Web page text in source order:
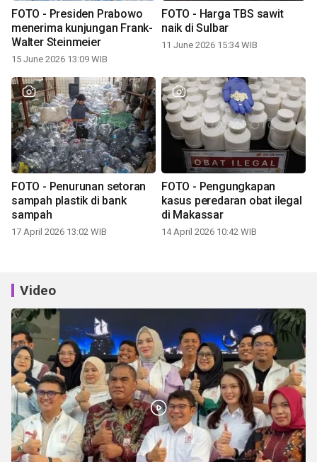
FOTO - Presiden Prabowo
menerima kunjungan Frank-
Walter Steinmeier
15 June 2026 13:09 WIB
FOTO - Harga TBS sawit
naik di Sulbar
11 June 2026 15:34 WIB
FOTO - Penurunan setoran
sampah plastik di bank
sampah
17 April 2026 13:02 WIB
FOTO - Pengungkapan
kasus peredaran obat ilegal
di Makassar
14 April 2026 10:42 WIB
Video